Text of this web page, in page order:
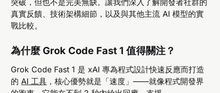
突破，但也不是完美無缺。讓我們深入了解開發者社群的
真實反饋、技術架構細節，以及與其他主流 AI 模型的實
戰比較。
為什麼 Grok Code Fast 1 值得關注？
Grok Code Fast 1 是 xAI 專為程式設計快速反應而打造
的AI 工具 ，核心優勢就是「速度」——就像程式開發界